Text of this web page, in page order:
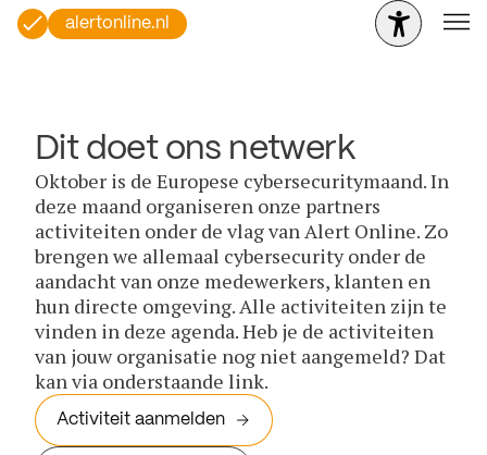
alertonline.nl
Dit doet ons netwerk
Oktober is de Europese cybersecuritymaand. In
deze maand organiseren onze partners
activiteiten onder de vlag van Alert Online. Zo
brengen we allemaal cybersecurity onder de
aandacht van onze medewerkers, klanten en
hun directe omgeving. Alle activiteiten zijn te
vinden in deze agenda. Heb je de activiteiten
van jouw organisatie nog niet aangemeld? Dat
kan via onderstaande link.
Activiteit aanmelden